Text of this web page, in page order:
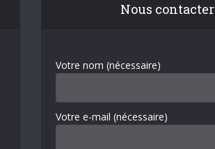
Nous contacter
Votre nom (nécessaire)
Votre e-mail (nécessaire)